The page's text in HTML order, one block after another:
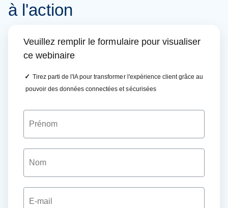
à l'action
Veuillez remplir le formulaire pour visualiser
ce webinaire
✓ Tirez parti de l'IA pour transformer l'expérience client grâce au
pouvoir des données connectées et sécurisées